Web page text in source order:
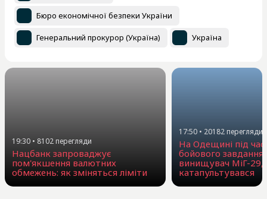
Бюро економічної безпеки України
Генеральний прокурор (Україна) Україна
19:30 • 8102 перегляди
Нацбанк запроваджує
пом'якшення валютних
обмежень: як зміняться ліміти
17:50 • 20182 перегляди
На Одещині під
бойового завдання
винищувач МіГ-29,
катапультувався